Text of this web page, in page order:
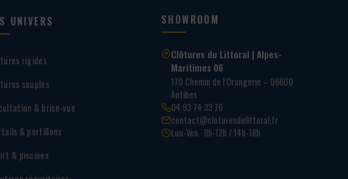
UNIVERS
rigides
souples
& brise-vue
& portillons
& piscines
SHOWROOM
Clôtures du Littoral | Alpes-
Maritimes 06
170 Chemin de l’Orangerie – 06600
Antibes
04 93 74 33 76
contact@cloturesdulittoral.fr
Lun-Ven · 8h-12h / 14h-18h